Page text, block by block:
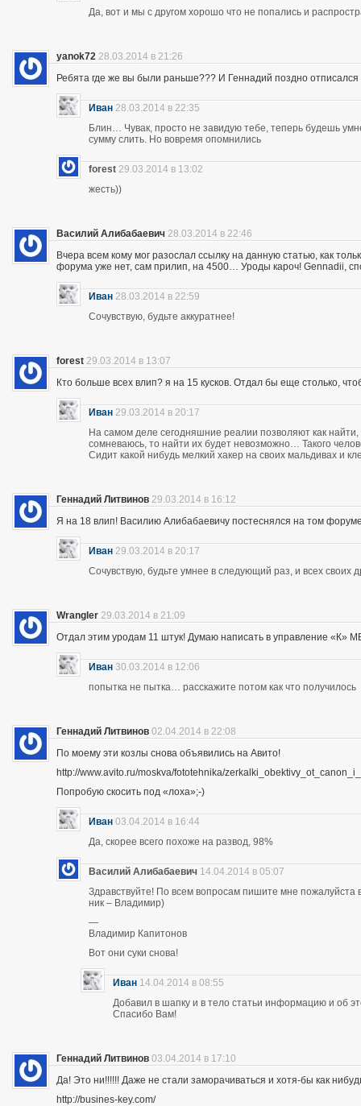
Да, вот и мы с другом хорошо что не попались и
yanok72 28.03.2014 в 21:26
Ребята где же вы были раньше??? И Геннадий поздно
Иван 28.03.2014 в 22:35
Блин… Чувак, просто не завидую тебе, теперь будешь
сумму слить. Но вовремя опомнились
forest 29.03.2014 в 13:02
жесть))
Василий Алибабаевич 28.03.2014 в 22:46
Вчера всем кому мог разослал ссылку на данную статью, как
форума уже нет, сам прилип, на 4500… Уроды кароч! Gennadii,
Иван 28.03.2014 в 22:59
Сочувствую, будьте аккуратнее!
forest 29.03.2014 в 13:07
Кто больше всех влип? я на 15 кусков. Отдал бы еще столько,
Иван 29.03.2014 в 20:17
На самом деле сегодняшние реалии позволяют как
сомневаюсь, то найти их будет невозможно… Такого
Сидит какой нибудь мелкий хакер на своих мальдивах и
Геннадий Литвинов 29.03.2014 в 16:12
Я на 18 влип! Василию Алибабаевичу постеснялся на том
Иван 29.03.2014 в 20:17
Сочувствую, будьте умнее в следующий раз, и всех своих
Wrangler 29.03.2014 в 21:09
Отдал этим уродам 11 штук! Думаю написать в управление «К»
Иван 30.03.2014 в 12:06
попытка не пытка… расскажите потом как что получилось
Геннадий Литвинов 02.04.2014 в 22:08
По моему эти козлы снова объявились на Авито!
http://www.avito.ru/moskva/fototehnika/
Попробую скосить под «лоха»;-)
Иван 03.04.2014 в 16:44
Да, скорее всего похоже на развод, 98%
Василий Алибабаевич 14.04.2014 в 05:07
Здравствуйте! По всем вопросам пишите мне
ник – Владимир)
—
Владимир Капитонов
Вот они суки снова!
Иван 14.04.2014 в 08:55
Добавил в шапку и в тело статьи информацию и об
Спасибо Вам!
Геннадий Литвинов 03.04.2014 в 17:10
Да! Это ни!!!!!! Даже не стали заморачиваться и хотя-бы как
http://busines-key.com/